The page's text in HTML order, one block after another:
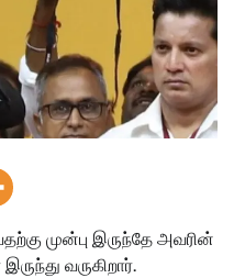
முன்பு இருந்தே அவரின்
வருகிறார்.